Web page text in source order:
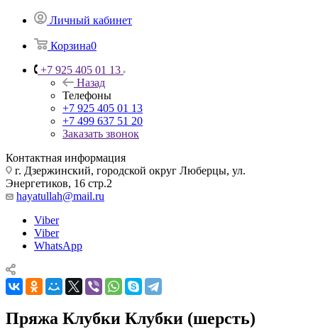
Личный кабинет
Корзина0
+7 925 405 01 13
Назад
Телефоны
+7 925 405 01 13
+7 499 637 51 20
Заказать звонок
Контактная информация
г. Дзержинский, городской округ Люберцы, ул.
Энергетиков, 16 стр.2
hayatullah@mail.ru
Viber
Viber
WhatsApp
Пряжа Клубки Клубки (шерсть)